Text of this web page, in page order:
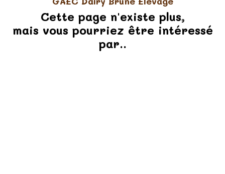
Cette page n'existe plus,
mais vous pourriez être intéressé
par..